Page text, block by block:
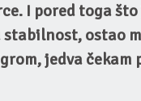
I pored toga što
stabilnost, ostao
jedva